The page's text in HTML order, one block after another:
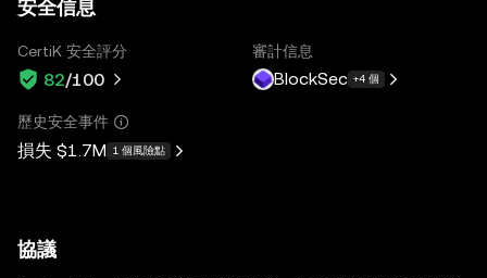
安全信息
CertiK 安全評分
82/100
審計信息
BlockSec +4 個
歷史安全事件
損失 $1.7M 1 個風險點
協議